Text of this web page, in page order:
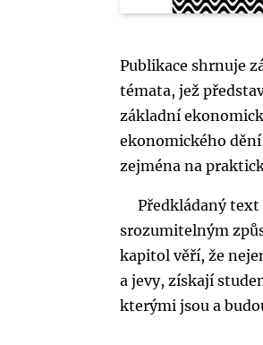
Publikace shrnuje
témata, jež
základní
ekonomického dění
zejména na
Předkládaný
srozumitelným
kapitol věří, že
a jevy, získají
kterými jsou a